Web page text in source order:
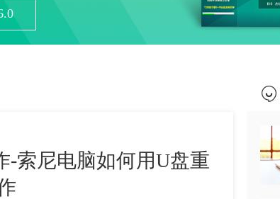
-索尼电脑如何用U盘重